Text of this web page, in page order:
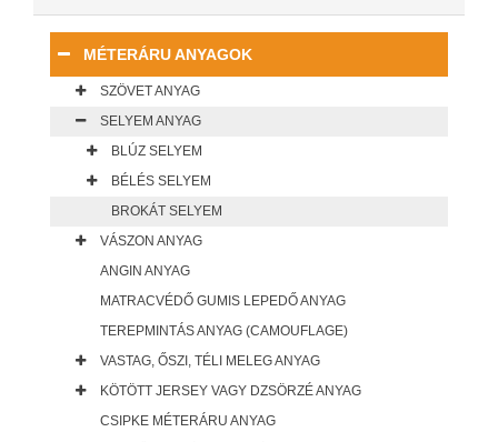
MÉTERÁRU ANYAGOK
SZÖVET ANYAG
SELYEM ANYAG
BLÚZ SELYEM
BÉLÉS SELYEM
BROKÁT SELYEM
VÁSZON ANYAG
ANGIN ANYAG
MATRACVÉDŐ GUMIS LEPEDŐ ANYAG
TEREPMINTÁS ANYAG (CAMOUFLAGE)
VASTAG, ŐSZI, TÉLI MELEG ANYAG
KÖTÖTT JERSEY VAGY DZSÖRZÉ ANYAG
CSIPKE MÉTERÁRU ANYAG